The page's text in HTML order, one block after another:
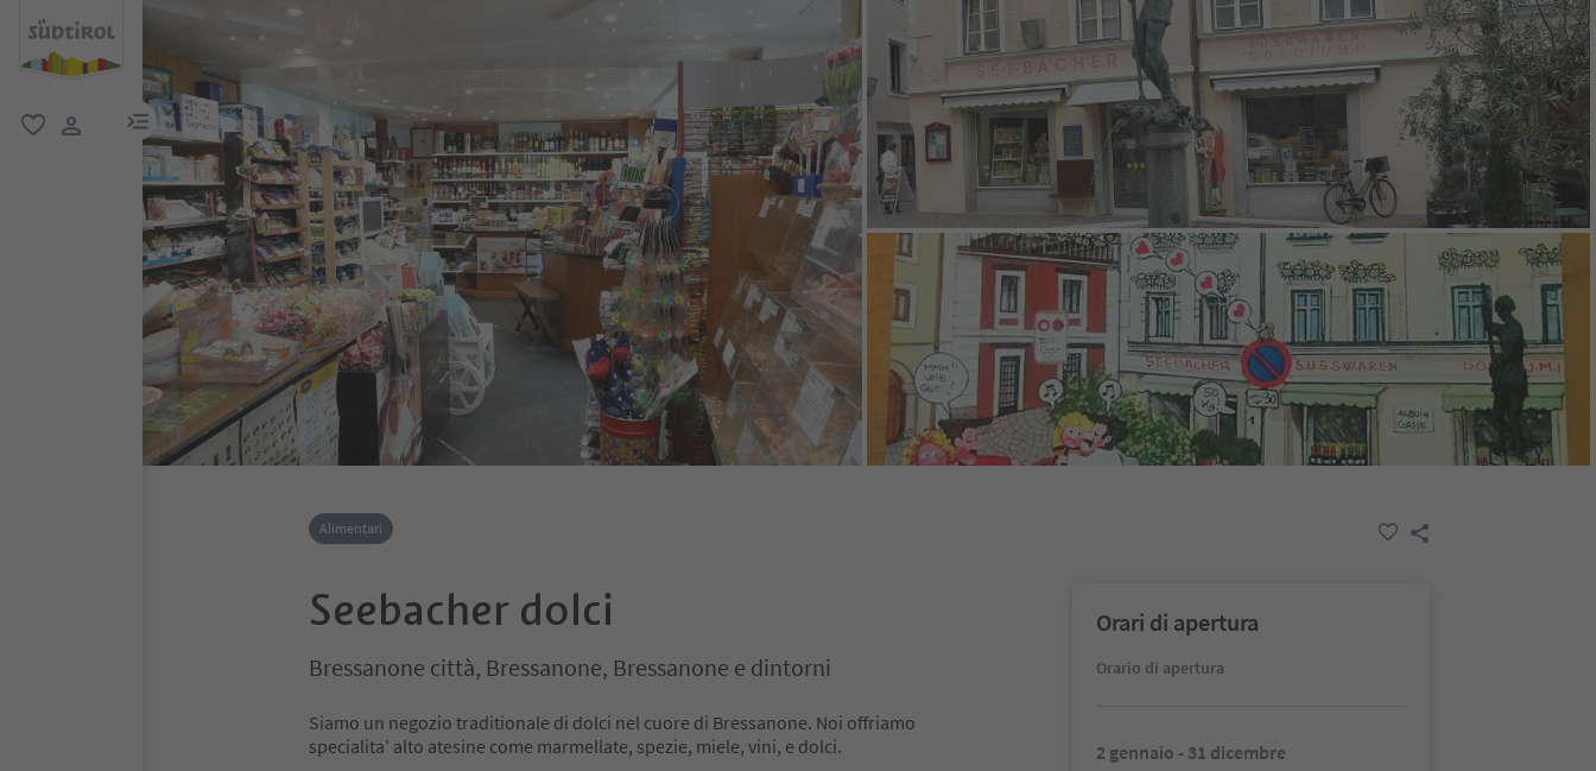
menu link
Alimentari
Seebacher dolci
Bressanone città, Bressanone, Bressanone e dintorni
Siamo un negozio traditionale di dolci nel cuore di Bressanone. Noi offriamo
specialita' alto atesine come marmellate, spezie, miele, vini, e dolci.
Orari di apertura
Orario di apertura
2 gennaio - 31 dicembre